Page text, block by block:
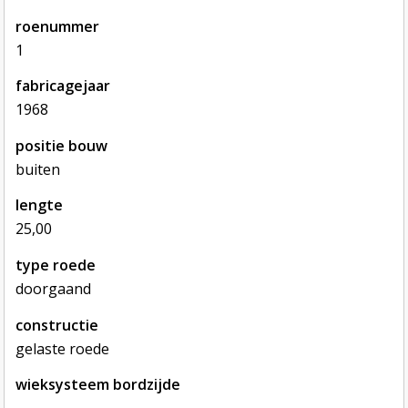
roenummer
1
fabricagejaar
1968
positie bouw
buiten
lengte
25,00
type roede
doorgaand
constructie
gelaste roede
wieksysteem bordzijde